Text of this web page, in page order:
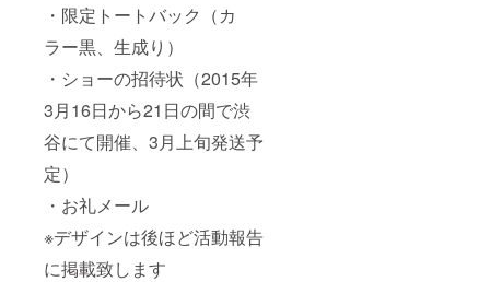
・限定トートバック（カ
ラー黒、生成り）
・ショーの招待状（2015年
3月16日から21日の間で渋
谷にて開催、3月上旬発送予
定）
・お礼メール
※デザインは後ほど活動報告
に掲載致します